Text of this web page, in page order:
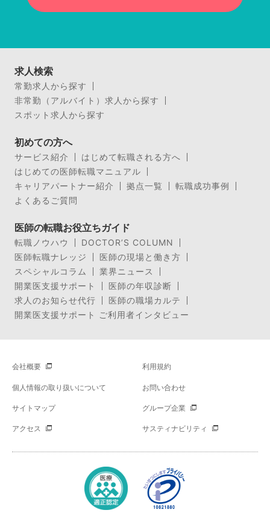
求人検索
常勤求人から探す
非常勤（アルバイト）求人から探す
スポット求人から探す
初めての方へ
サービス紹介
はじめて転職される方へ
はじめての医師転職マニュアル
キャリアパートナー紹介
拠点一覧
転職成功事例
よくあるご質問
医師の転職お役立ちガイド
転職ノウハウ
DOCTOR’S COLUMN
医師転職ナレッジ
医師の現場と働き方
スペシャルコラム
業界ニュース
開業医支援サポート
医師の年収診断
求人のお知らせ代行
医師の職場カルテ
開業医支援サポート ご利用者インタビュー
会社概要 利用規約
個人情報の取り扱いについて お問い合わせ
サイトマップ グループ企業
アクセス サスティナビリティ